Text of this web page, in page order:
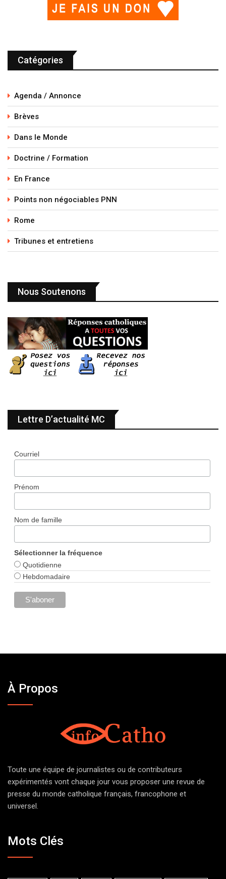
Catégories
Agenda / Annonce
Brèves
Dans le Monde
Doctrine / Formation
En France
Points non négociables PNN
Rome
Tribunes et entretiens
Nous Soutenons
Lettre D’actualité MC
Courriel
Prénom
Nom de famille
Sélectionner la fréquence
Quotidienne
Hebdomadaire
À Propos
Toute une équipe de journalistes ou de contributeurs
expérimentés vont chaque jour vous proposer une revue de
presse du monde catholique français, francophone et
universel.
Mots Clés